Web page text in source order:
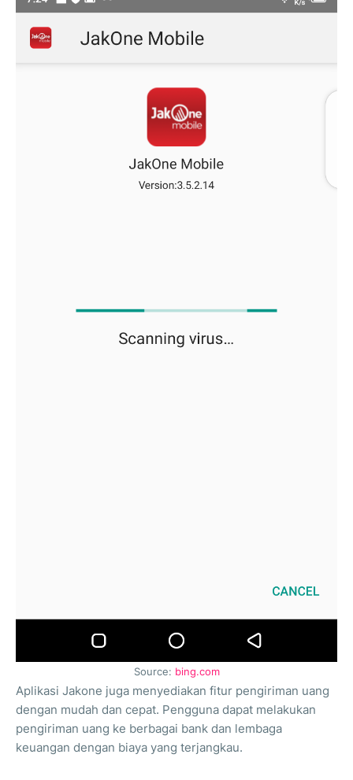
Source: bing.com
Aplikasi Jakone juga menyediakan fitur pengiriman uang
dengan mudah dan cepat. Pengguna dapat melakukan
pengiriman uang ke berbagai bank dan lembaga
keuangan dengan biaya yang terjangkau.